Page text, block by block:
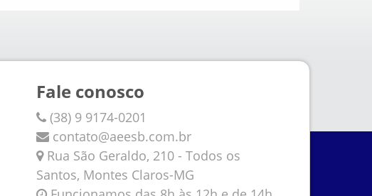
Fale conosco
(38) 9 9174-0201
contato@aeesb.com.br
Rua São Geraldo, 210 - Todos os
Santos, Montes Claros-MG